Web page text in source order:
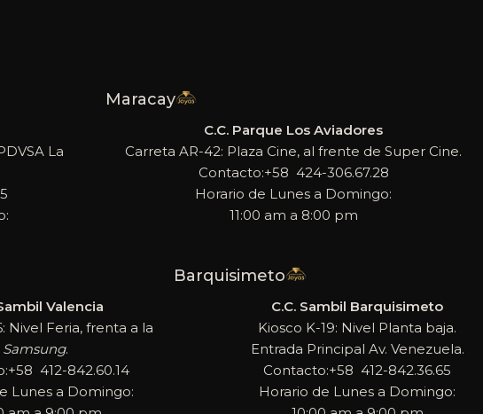
La
Maracay
C.C. Parque Los Aviadores
Carreta AR-42: Plaza Cine, al frente de Super Cine.
Contacto:+58 424-306.67.28
Horario de Lunes a Domingo:
11:00 am a 8:00 pm
Valencia
Nivel Feria, frenta a la
Samsung.
412-842.60.14
Lunes a Domingo:
Barquisimeto
C.C. Sambil Barquisimeto
Kiosco K-19: Nivel Planta baja.
Entrada Principal Av. Venezuela.
Contacto:+58 412-842.36.65
Horario de Lunes a Domingo: